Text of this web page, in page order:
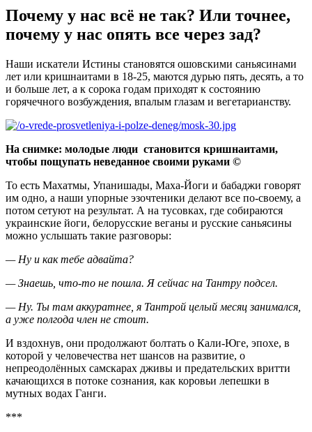
Почему у нас всё не так? Или точнее,
почему у нас опять все через зад?
Наши искатели Истины становятся ошовскими саньясинами
лет или кришнаитами в 18-25, маются дурью пять, десять, а то
и больше лет, а к сорока годам приходят к состоянию
горячечного возбуждения, впалым глазам и вегетарианству.
На снимке: молодые люди становится кришнаитами,
чтобы пощупать неведанное своими руками ©
То есть Махатмы, Упанишады, Маха-Йоги и бабаджи говорят
им одно, а наши упорные эзочтеники делают все по-своему, а
потом сетуют на результат. А на тусовках, где собираются
украинские йоги, белорусские веганы и русские саньясины
можно услышать такие разговоры:
— Ну и как тебе адвайта?
— Знаешь, что-то не пошла. Я сейчас на Тантру подсел.
— Ну. Ты там аккуратнее, я Тантрой целый месяц занимался,
а уже полгода член не стоит.
И вздохнув, они продолжают болтать о Кали-Юге, эпохе, в
которой у человечества нет шансов на развитие, о
непреодолённых самскарах дживы и предательских вритти
качающихся в потоке сознания, как коровьи лепешки в
мутных водах Ганги.
***